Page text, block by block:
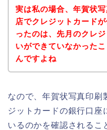
実は私の場合、年賀状
店でクレジットカード
ったのは、先月のクレ
いができていなかった
んですよね
なので、年賀状写真印刷
ジットカードの銀行口座
いるのかを確認されるこ